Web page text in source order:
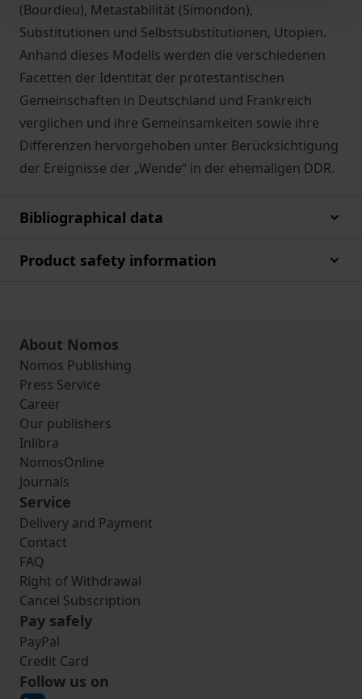
(Bourdieu), Metastabilität (Simondon),
Substitutionen und Selbstsubstitutionen, Utopien.
Anhand dieses Modells werden die verschiedenen
Facetten der Identität der protestantischen
Gemeinschaften in Deutschland und Frankreich
verglichen und ihre Gemeinsamkeiten sowie ihre
Differenzen hervorgehoben unter Berücksichtigung
der Ereignisse der „Wende“ in der ehemaligen DDR.
Bibliographical data
Product safety information
About Nomos
Nomos Publishing
Press Service
Career
Our publishers
Inlibra
NomosOnline
Journals
Service
Delivery and Payment
Contact
FAQ
Right of Withdrawal
Cancel Subscription
Pay safely
PayPal
Credit Card
Follow us on